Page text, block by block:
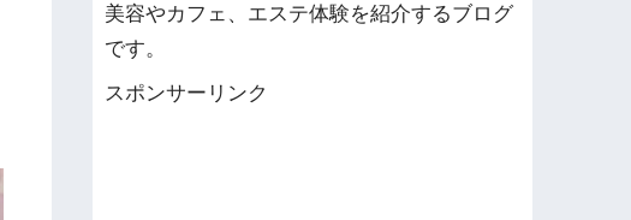
美容やカフェ、エステ体験を紹介するブログ
です。
スポンサーリンク